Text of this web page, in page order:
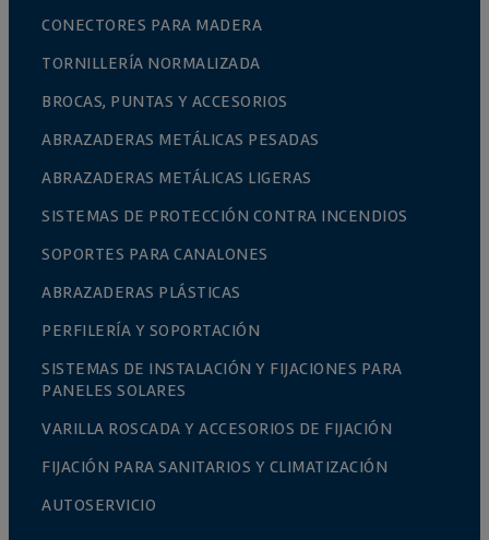
CONECTORES PARA MADERA
TORNILLERÍA NORMALIZADA
BROCAS, PUNTAS Y ACCESORIOS
ABRAZADERAS METÁLICAS PESADAS
ABRAZADERAS METÁLICAS LIGERAS
SISTEMAS DE PROTECCIÓN CONTRA INCENDIOS
SOPORTES PARA CANALONES
ABRAZADERAS PLÁSTICAS
PERFILERÍA Y SOPORTACIÓN
SISTEMAS DE INSTALACIÓN Y FIJACIONES PARA
PANELES SOLARES
VARILLA ROSCADA Y ACCESORIOS DE FIJACIÓN
FIJACIÓN PARA SANITARIOS Y CLIMATIZACIÓN
AUTOSERVICIO